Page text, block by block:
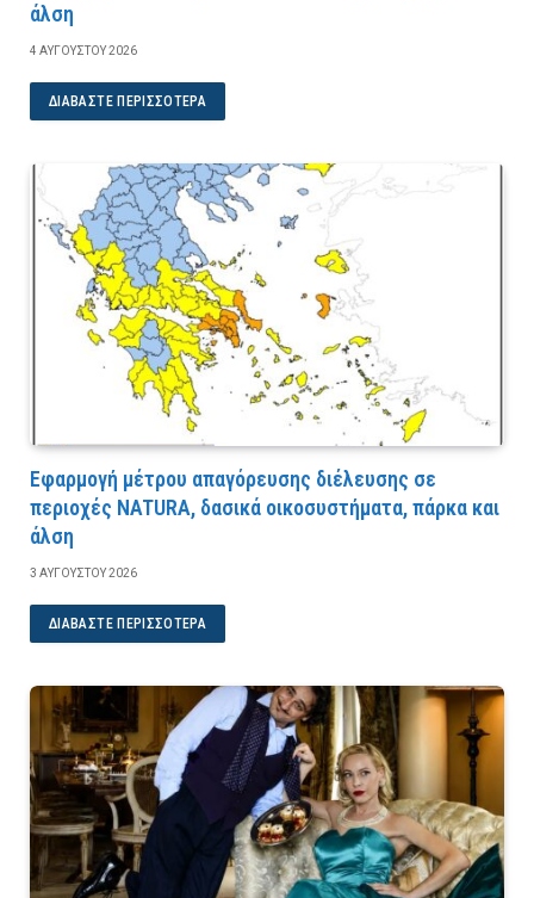
άλση
4 ΑΥΓΟΎΣΤΟΥ 2026
ΔΙΑΒΆΣΤΕ ΠΕΡΙΣΣΌΤΕΡΑ
Εφαρμογή μέτρου απαγόρευσης διέλευσης σε
περιοχές NATURA, δασικά οικοσυστήματα, πάρκα και
άλση
3 ΑΥΓΟΎΣΤΟΥ 2026
ΔΙΑΒΆΣΤΕ ΠΕΡΙΣΣΌΤΕΡΑ